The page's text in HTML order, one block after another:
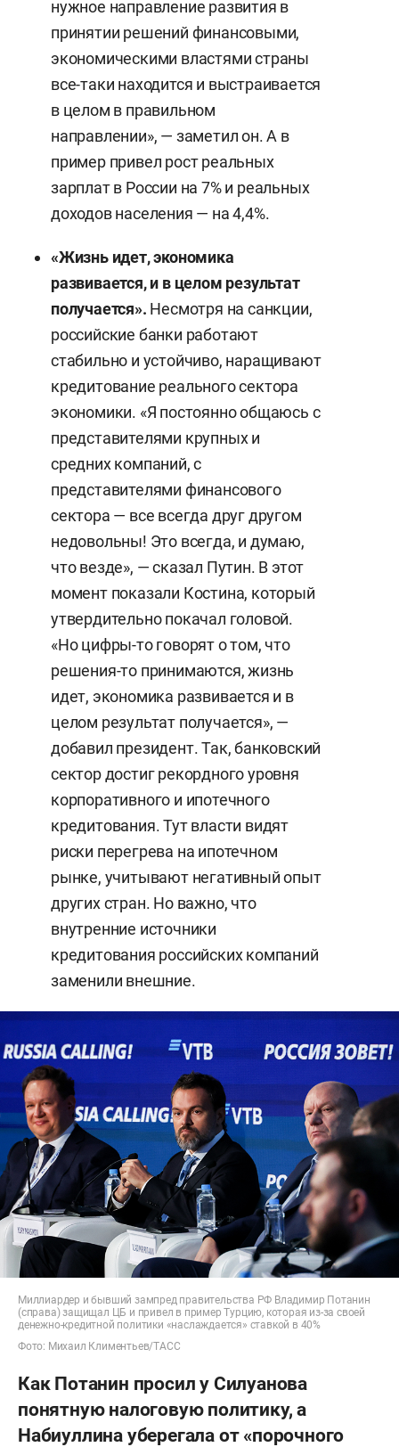
нужное направление развития в
принятии решений финансовыми,
экономическими властями страны
все-таки находится и выстраивается
в целом в правильном
направлении», — заметил он. А в
пример привел рост реальных
зарплат в России на 7% и реальных
доходов населения — на 4,4%.
«Жизнь идет, экономика
развивается, и в целом результат
получается». Несмотря на санкции,
российские банки работают
стабильно и устойчиво, наращивают
кредитование реального сектора
экономики. «Я постоянно общаюсь с
представителями крупных и
средних компаний, с
представителями финансового
сектора — все всегда друг другом
недовольны! Это всегда, и думаю,
что везде», — сказал Путин. В этот
момент показали Костина, который
утвердительно покачал головой.
«Но цифры-то говорят о том, что
решения-то принимаются, жизнь
идет, экономика развивается и в
целом результат получается», —
добавил президент. Так, банковский
сектор достиг рекордного уровня
корпоративного и ипотечного
кредитования. Тут власти видят
риски перегрева на ипотечном
рынке, учитывают негативный опыт
других стран. Но важно, что
внутренние источники
кредитования российских компаний
заменили внешние.
Миллиардер и бывший зампред правительства РФ Владимир Потанин
(справа) защищал ЦБ и привел в пример Турцию, которая из-за своей
денежно-кредитной политики «наслаждается» ставкой в 40%
Фото: Михаил Климентьев/ТАСС
Как Потанин просил у Силуанова
понятную налоговую политику, а
Набиуллина уберегала от «порочного